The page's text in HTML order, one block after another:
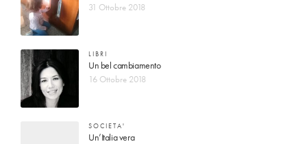
31 Ottobre 2018
LIBRI
Un bel cambiamento
16 Ottobre 2018
SOCIETA'
Un’Italia vera